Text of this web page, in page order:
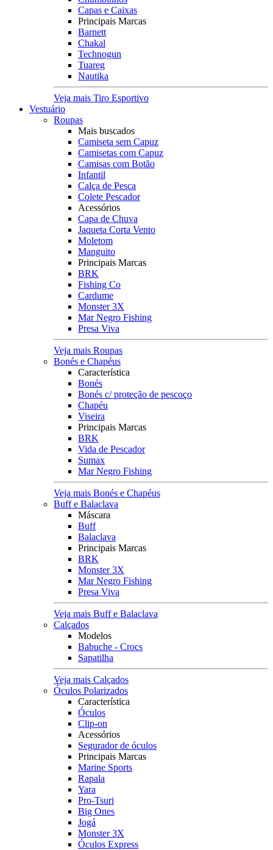
Capas e Caixas
Principais Marcas
Barnett
Chakal
Technogun
Tuareg
Nautika
Veja mais Tiro Esportivo
Vestuário
Roupas
Mais buscados
Camiseta sem Capuz
Camisetas com Capuz
Camisas com Botão
Infantil
Calça de Pesca
Colete Pescador
Acessórios
Capa de Chuva
Jaqueta Corta Vento
Moletom
Manguito
Principais Marcas
BRK
Fishing Co
Cardume
Monster 3X
Mar Negro Fishing
Presa Viva
Veja mais Roupas
Bonés e Chapéus
Característica
Bonés
Bonés c/ proteção de pescoço
Chapéu
Viseira
Principais Marcas
BRK
Vida de Pescador
Sumax
Mar Negro Fishing
Veja mais Bonés e Chapéus
Buff e Balaclava
Máscara
Buff
Balaclava
Principais Marcas
BRK
Monster 3X
Mar Negro Fishing
Presa Viva
Veja mais Buff e Balaclava
Calçados
Modelos
Babuche - Crocs
Sapatilha
Veja mais Calçados
Óculos Polarizados
Característica
Óculos
Clip-on
Acessórios
Segurador de óculos
Principais Marcas
Marine Sports
Rapala
Yara
Pro-Tsuri
Big Ones
Jogá
Monster 3X
Óculos Express